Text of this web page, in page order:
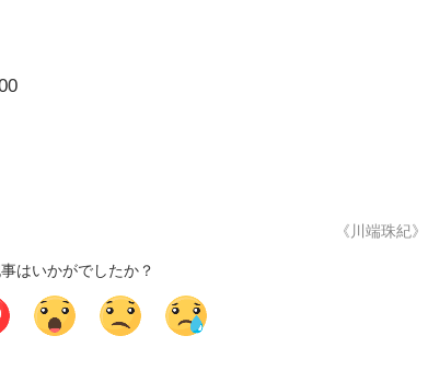
《川端珠紀》
はいかがでしたか？